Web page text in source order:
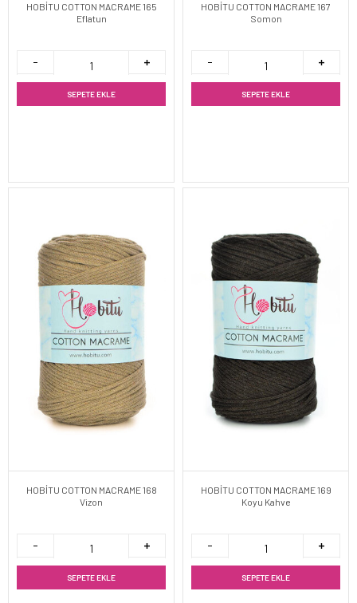
HOBİTU COTTON MACRAME 165
Eflatun
SEPETE EKLE
HOBİTU COTTON MACRAME 167
Somon
SEPETE EKLE
HOBİTU COTTON MACRAME 168
Vizon
SEPETE EKLE
HOBİTU COTTON MACRAME 169
Koyu Kahve
SEPETE EKLE